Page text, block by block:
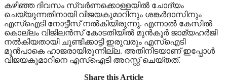
കഴിഞ്ഞ ദിവസം സ്വര്‍ണക്കൊള്ളയില്‍ ചോദ്യം
ചെയ്യുന്നതിനായി വിജയകുമാറിനും ശങ്കര്‍ദാസിനും
എസ്‌ഐടി നോട്ടീസ് നല്‍കിയിരുന്നു. എന്നാല്‍ കേസില്‍
കൊല്ലം വിജിലന്‍സ് കോടതിയില്‍ മുന്‍കൂര്‍ ജാമ്യഹര്‍ജി
നല്‍കിയതായി ചൂണ്ടിക്കാട്ടി ഇരുവരും എസ്‌ഐടി
മുന്‍പാകെ ഹാജരായിരുന്നില്ല. അതിനിടയാണ് ഇപ്പോള്‍
വിജയകുമാറിനെ എസ്‌ഐടി അറസ്റ്റ് ചെയ്തത്.
Share this Article